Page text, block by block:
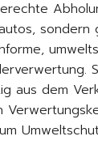
sondern
aus dem